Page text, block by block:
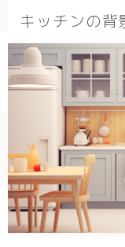
シンプル
幾何学
ダーク/ホラー
行事
お正月
バレンタイン
キッチンの背